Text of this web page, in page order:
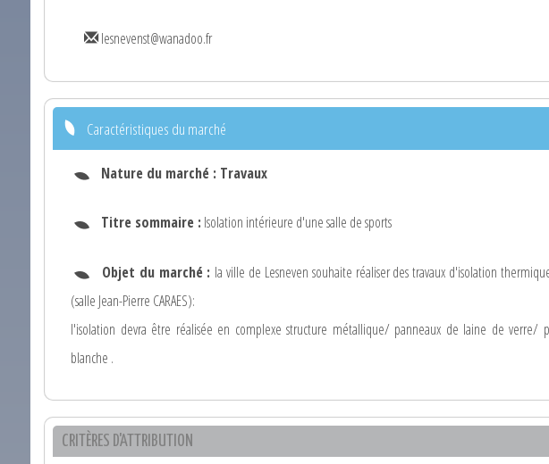
lesnevenst@wanadoo.fr
Caractéristiques du marché
Nature du marché : Travaux
Titre sommaire : Isolation intérieure d'une salle de sports
Objet du marché : la ville de Lesneven souhaite réaliser des travaux d'isolation
(salle Jean-Pierre CARAES):
l'isolation devra être réalisée en complexe structure métallique/ panneaux de laine de verre/
blanche .
CRITÈRES D'ATTRIBUTION